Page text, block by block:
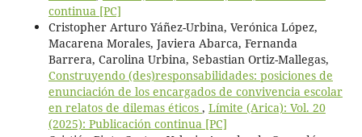
continua [PC]
Cristopher Arturo Yáñez-Urbina, Verónica López,
Macarena Morales, Javiera Abarca, Fernanda
Barrera, Carolina Urbina, Sebastian Ortiz-Mallegas,
Construyendo (des)responsabilidades: posiciones de
enunciación de los encargados de convivencia escolar
en relatos de dilemas éticos , Límite (Arica): Vol. 20
(2025): Publicación continua [PC]